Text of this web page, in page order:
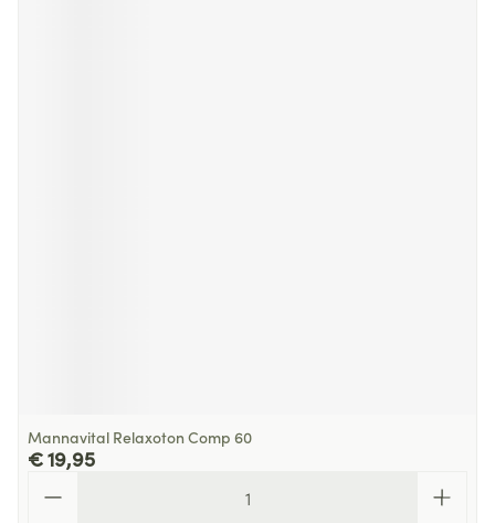
Mannavital Relaxoton Comp 60
€ 19,95